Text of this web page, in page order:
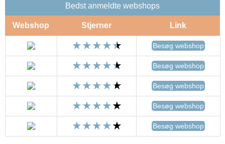
Bedst anmeldte webshops
Webshop Stjerner Link
Besøg webshop
Besøg webshop
Besøg webshop
Besøg webshop
Besøg webshop